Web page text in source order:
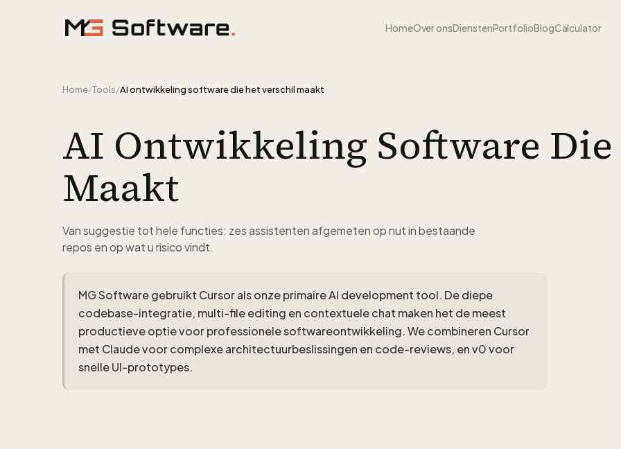
HomeOver onsDienstenPortfolioBlogCalculator
Home/Tools/AI ontwikkeling software die het verschil maakt
AI Ontwikkeling Software
Maakt
Van suggestie tot hele functies: zes assistenten afgemeten op nut in bestaande
repos en op wat u risico vindt.
MG Software gebruikt Cursor als onze primaire AI development tool. De diepe
codebase-integratie, multi-file editing en contextuele chat maken het de meest
productieve optie voor professionele softwareontwikkeling. We combineren Cursor
met Claude voor complexe architectuurbeslissingen en code-reviews, en v0 voor
snelle UI-prototypes.